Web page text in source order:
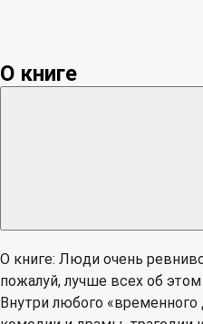
О книге
О книге: Люди очень
пожалуй, лучше всех об этом
Внутри любого